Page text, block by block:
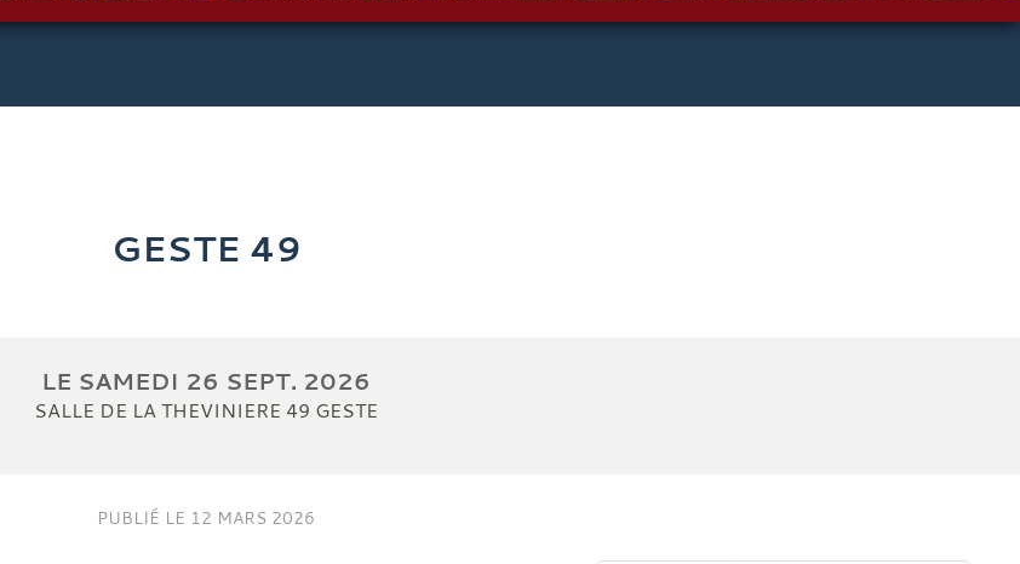
GESTE 49
LE SAMEDI 26 SEPT. 2026
SALLE DE LA THEVINIERE 49 GESTE
PUBLIÉ LE 12 MARS 2026